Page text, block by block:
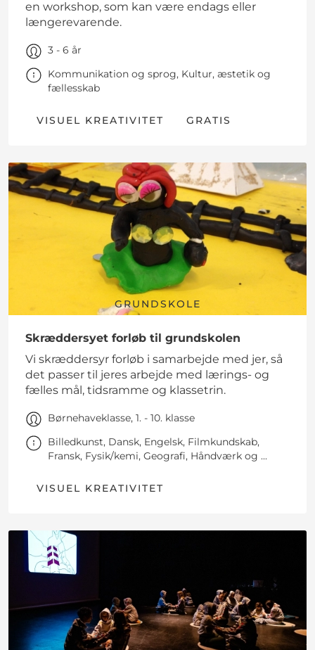
en workshop, som kan være endags eller
længerevarende.
3 - 6 år
Kommunikation og sprog, Kultur, æstetik og
fællesskab
VISUEL KREATIVITET GRATIS
GRUNDSKOLE
Skræddersyet forløb til grundskolen
Vi skræddersyr forløb i samarbejde med jer, så
det passer til jeres arbejde med lærings- og
fælles mål, tidsramme og klassetrin.
Børnehaveklasse, 1. - 10. klasse
Billedkunst, Dansk, Engelsk, Filmkundskab,
Fransk, Fysik/kemi, Geografi, Håndværk og ...
VISUEL KREATIVITET